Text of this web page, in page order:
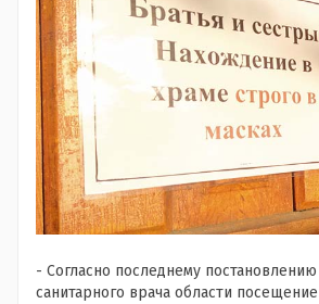
- Согласно последнему постановлению
санитарного врача области